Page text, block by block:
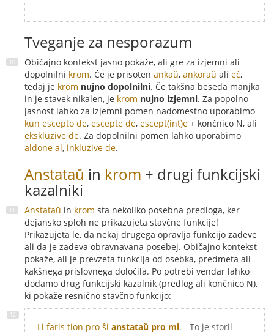
Tveganje za nesporazum
Običajno kontekst jasno pokaže, ali gre za izjemni ali
dopolnilni krom. Če je prisoten ankaŭ, ankoraŭ ali eĉ,
tedaj je krom nujno dopolnilni. Če takšna beseda manjka
in je stavek nikalen, je krom nujno izjemni. Za popolno
jasnost lahko za izjemni pomen nadomestno uporabimo
kun escepto de, escepte de, escept(int)e + končnico N, ali
ekskluzive de. Za dopolnilni pomen lahko uporabimo
aldone al, inkluzive de.
Anstataŭ in krom + drugi funkcijski
kazalniki
Anstataŭ in krom sta nekoliko posebna predloga, ker
dejansko sploh ne prikazujeta stavčne funkcije!
Prikazujeta le, da nekaj drugega opravlja funkcijo zadeve
ali da je zadeva obravnavana posebej. Običajno kontekst
pokaže, ali je prevzeta funkcija od osebka, predmeta ali
kakšnega prislovnega določila. Po potrebi vendar lahko
dodamo drug funkcijski kazalnik (predlog ali končnico N),
ki pokaže resnično stavčno funkcijo:
Li faris tion pro ŝi anstataŭ pro mi. - To je storil